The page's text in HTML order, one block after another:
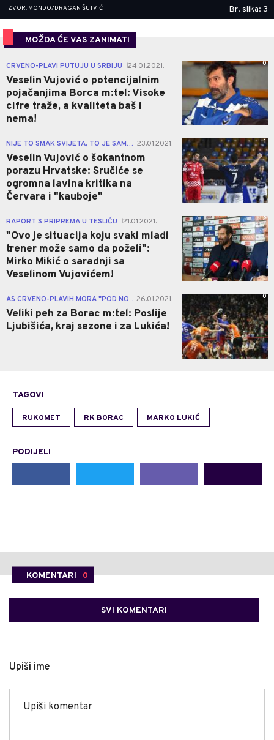
IZVOR: MONDO/DRAGAN ŠUTVIĆ Br. slika: 3
MOŽDA ĆE VAS ZANIMATI
CRVENO-PLAVI PUTUJU U SRBIJU 24.01.2021.
Veselin Vujović o potencijalnim
pojačanjima Borca m:tel: Visoke
cifre traže, a kvaliteta baš i
nema!
0
NIJE TO SMAK SVIJETA, TO JE SAMO SPORT! |
23.01.2021.
Veselin Vujović o šokantnom
porazu Hrvatske: Sručiće se
ogromna lavina kritika na
Červara i "kauboje"
1
RAPORT S PRIPREMA U TESLIĆU 21.01.2021.
"Ovo je situacija koju svaki mladi
trener može samo da poželi":
Mirko Mikić o saradnji sa
Veselinom Vujovićem!
2
AS CRVENO-PLAVIH MORA "POD NOŽ" |
26.01.2021.
Veliki peh za Borac m:tel: Poslije
Ljubišića, kraj sezone i za Lukića!
0
TAGOVI
RUKOMET RK BORAC MARKO LUKIĆ
PODIJELI
KOMENTARI 0
SVI KOMENTARI
Upiši ime